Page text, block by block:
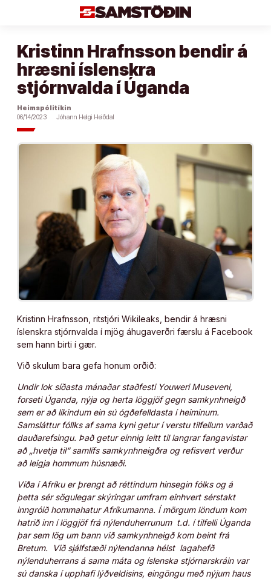
Kristinn Hrafnsson bendir á
hræsni íslenskra
stjórnvalda í Úganda
Heimspólitíkin
06/14/2023
Jóhann Helgi Heiðdal
Kristinn Hrafnsson, ritstjóri Wikileaks, bendir á hræsni
íslenskra stjórnvalda í mjög áhugaverðri færslu á Facebook
sem hann birti í gær.
Við skulum bara gefa honum orðið:
Undir lok síðasta mánaðar staðfesti Youweri Museveni,
forseti Úganda, nýja og herta löggjöf gegn samkynhneigð
sem er að líkindum ein sú ógðefelldasta í heiminum.
Samsláttur fóllks af sama kyni getur í verstu tilfellum varðað
dauðarefsingu. Það getur einnig leitt til langrar fangavistar
að „hvetja til“ samlífs samkynhneigðra og refisvert verður
að leigja hommum húsnæði.
Víða í Afríku er þrengt að réttindum hinsegin fólks og á
þetta sér sögulegar skýringar umfram einhvert sérstakt
inngróið hommahatur Afríkumanna. Í mörgum löndum kom
hatrið inn í löggjöf frá nýlenduherrunum t.d. í tilfelli Úganda
þar sem lög um bann við samkynhneigð kom beint frá
Bretum. Við sjálfstæði nýlendanna hélst lagahefð
nýlenduherrans á sama máta og íslenska stjórnarskráin var
sú danska í upphafi lýðveldisins, eingöngu með nýjum haus